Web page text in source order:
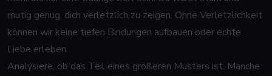
mutig genug, dich verletzlich zu zeigen. Ohne Verletzlichkeit
können wir keine tiefen Bindungen aufbauen oder echte
Liebe erleben.
Analysiere, ob das Teil eines größeren Musters ist. Manche